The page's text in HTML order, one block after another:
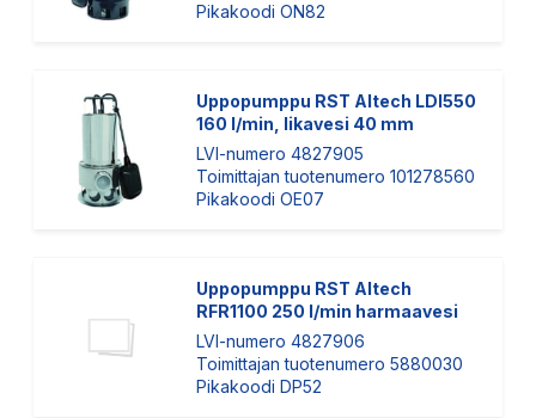
Pikakoodi ON82
Uppopumppu RST Altech LDI550
160 l/min, likavesi 40 mm
LVI-numero 4827905
Toimittajan tuotenumero 101278560
Pikakoodi OE07
Uppopumppu RST Altech
RFR1100 250 l/min harmaavesi
LVI-numero 4827906
Toimittajan tuotenumero 5880030
Pikakoodi DP52